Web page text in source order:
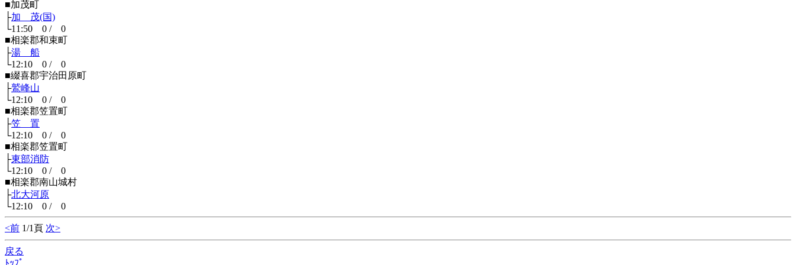
■加茂町
├加 茂(国)
└11:50 0 / 0
■相楽郡和束町
├湯 船
└12:10 0 / 0
■綴喜郡宇治田原町
├鷲峰山
└12:10 0 / 0
■相楽郡笠置町
├笠 置
└12:10 0 / 0
■相楽郡笠置町
├東部消防
└12:10 0 / 0
■相楽郡南山城村
├北大河原
└12:10 0 / 0
<前 1/1頁 次>
戻る
ﾄｯﾌﾟ